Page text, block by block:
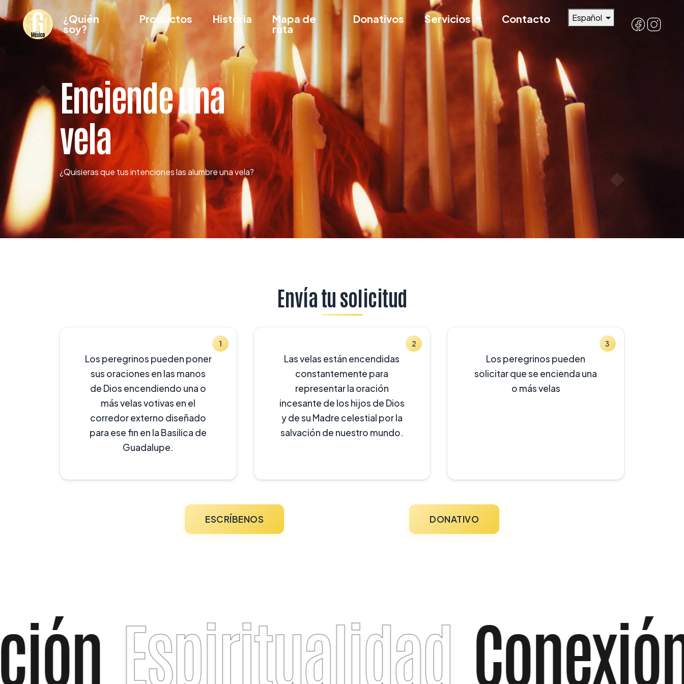
¿Quién
soy?
Productos Historia
Mapa de
ruta
Donativos Servicios Contacto Español
Enciende una
vela
¿Quisieras que tus intenciones las alumbre una vela?
Envía tu solicitud
1
Los peregrinos pueden poner
sus oraciones en las manos
de Dios encendiendo una o
más velas votivas en el
corredor externo diseñado
para ese fin en la Basilica de
Guadalupe.
2
Las velas están encendidas
constantemente para
representar la oración
incesante de los hijos de Dios
y de su Madre celestial por la
salvación de nuestro mundo.
3
Los peregrinos pueden
solicitar que se encienda una
o más velas
ESCRÍBENOS DONATIVO
Espiritualidad Conexión